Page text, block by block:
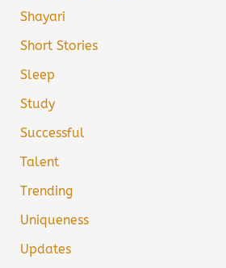
Shayari
Short Stories
Sleep
Study
Successful
Talent
Trending
Uniqueness
Updates